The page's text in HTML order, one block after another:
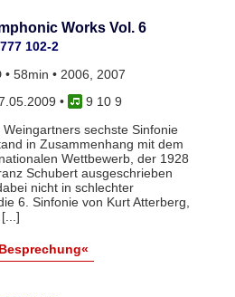
Works Vol. 6
102-2
• 58min • 2006, 2007
•
9 10 9
Weingartners sechste Sinfonie
in Zusammenhang mit dem
Wettbewerb, der 1928
Schubert ausgeschrieben
nicht in schlechter
6. Sinfonie von Kurt Atterberg,